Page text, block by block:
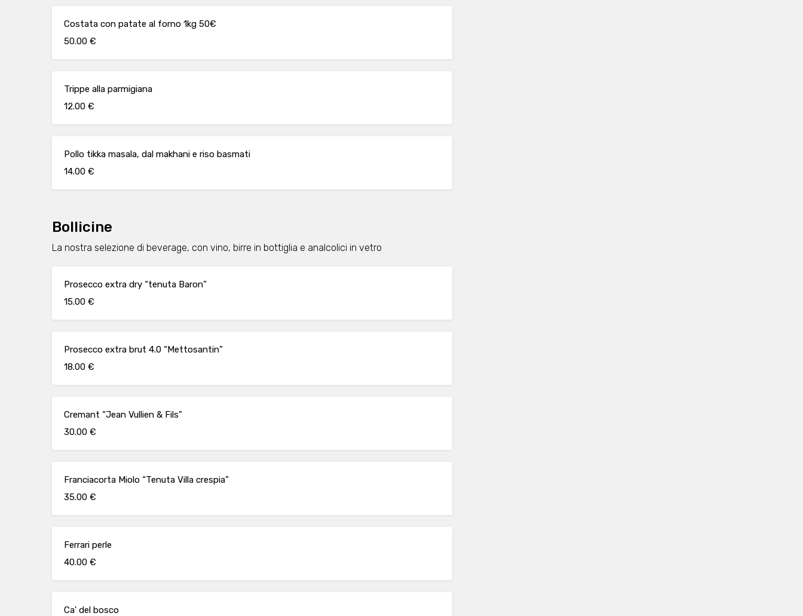
Costata con patate al forno 1kg 50€
50.00 €
Trippe alla parmigiana
12.00 €
Pollo tikka masala, dal makhani e riso basmati
14.00 €
Bollicine
La nostra selezione di beverage, con vino, birre in bottiglia e analcolici in vetro
Prosecco extra dry “tenuta Baron”
15.00 €
Prosecco extra brut 4.0 “Mettosantin”
18.00 €
Cremant “Jean Vullien & Fils”
30.00 €
Franciacorta Miolo “Tenuta Villa crespia”
35.00 €
Ferrari perle
40.00 €
Ca' del bosco